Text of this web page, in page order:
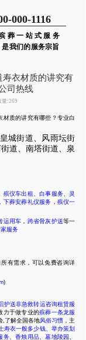
000-1116
葬一站式服务
我们的服务宗旨
衣材质的讲究有
司热线
量:269
材质的讲究有哪些？专业白
城街道、风雨坛街
道、南塔街道、泉
殡仪车出租 、白事服务
灵
， 下葬安葬礼仪服务 ， 殡仪一
运用车 ， 跨省骨灰护送等一
服务
有需求，可以免费咨询详
)
护送非急救转运咨询租赁服
力于做专业的殡葬一条龙服
,了解全国各地风俗习惯 ，主
寿衣一般多少钱、 举办策划
务、香烛用品 、墓地陵园